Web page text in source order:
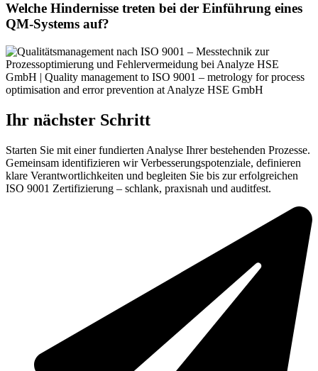
Welche Hindernisse treten bei der Einführung eines
QM-Systems auf?
Ihr nächster Schritt
Starten Sie mit einer fundierten Analyse Ihrer bestehenden Prozesse.
Gemeinsam identifizieren wir Verbesserungspotenziale, definieren
klare Verantwortlichkeiten und begleiten Sie bis zur erfolgreichen
ISO 9001 Zertifizierung – schlank, praxisnah und auditfest.